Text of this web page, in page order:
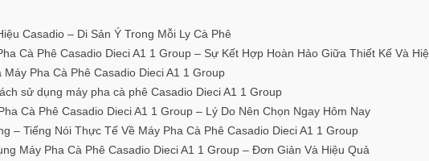
Casadio – Di Sản Ý Trong Mỗi Ly Cà Phê
Cà Phê Casadio Dieci A1 1 Group – Sự Kết Hợp Hoàn Hảo Giữa Thiết Kế Và
Pha Cà Phê Casadio Dieci A1 1 Group
sử dụng máy pha cà phê Casadio Dieci A1 1 Group
Cà Phê Casadio Dieci A1 1 Group – Lý Do Nên Chọn Ngay Hôm Nay
– Tiếng Nói Thực Tế Về Máy Pha Cà Phê Casadio Dieci A1 1 Group
Máy Pha Cà Phê Casadio Dieci A1 1 Group – Đơn Giản Và Hiệu Quả